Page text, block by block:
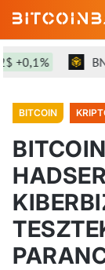
BNB
BITCOIN